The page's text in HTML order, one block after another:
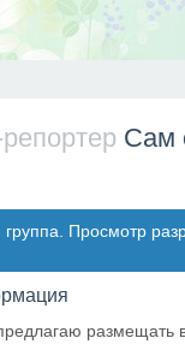
Сам
группа. Просмотр
размещать